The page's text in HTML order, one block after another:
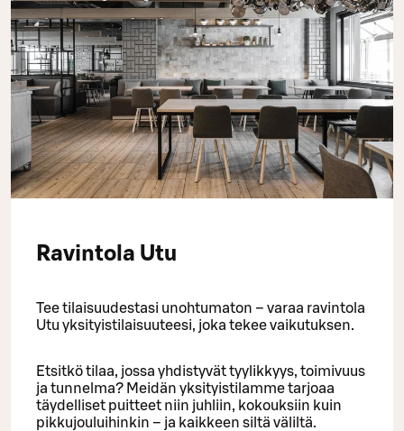
Ravintola Utu
Tee tilaisuudestasi unohtumaton – varaa ravintola
Utu yksityistilaisuuteesi, joka tekee vaikutuksen.
Etsitkö tilaa, jossa yhdistyvät tyylikkyys, toimivuus
ja tunnelma? Meidän yksityistilamme tarjoaa
täydelliset puitteet niin juhliin, kokouksiin kuin
pikkujouluihinkin – ja kaikkeen siltä väliltä.